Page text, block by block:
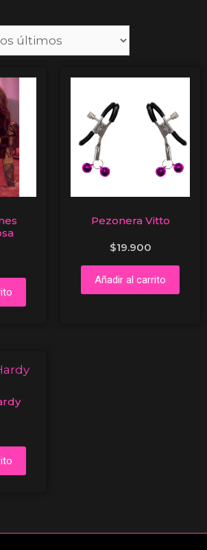
Pezonera Vitto
$19.900
Añadir al carrito